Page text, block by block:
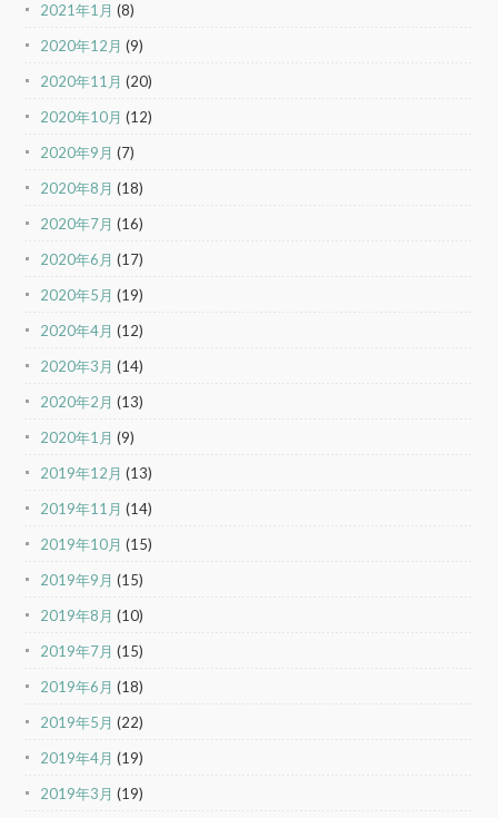
2021年1月 (8)
2020年12月 (9)
2020年11月 (20)
2020年10月 (12)
2020年9月 (7)
2020年8月 (18)
2020年7月 (16)
2020年6月 (17)
2020年5月 (19)
2020年4月 (12)
2020年3月 (14)
2020年2月 (13)
2020年1月 (9)
2019年12月 (13)
2019年11月 (14)
2019年10月 (15)
2019年9月 (15)
2019年8月 (10)
2019年7月 (15)
2019年6月 (18)
2019年5月 (22)
2019年4月 (19)
2019年3月 (19)